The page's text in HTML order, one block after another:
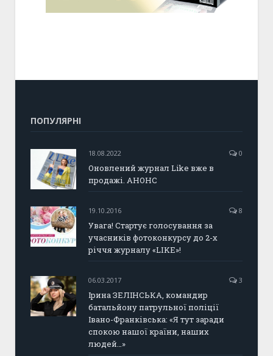
ПОПУЛЯРНІ
18.08.2022 0
Оновлений журнал Like вже в
продажі. АНОНС
19.10.2016 8
Увага! Стартує голосування за
учасників фотоконкурсу до 2-х
річчя журналу «LIKE»!
06.03.2017 3
Ірина ЗЕЛІНСЬКА, командир
батальйону патрульної поліції
Івано-Франківська: «Я тут заради
спокою нашої країни, наших
людей…»